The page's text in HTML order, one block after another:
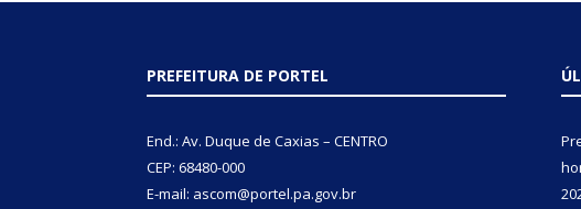
PREFEITURA DE PORTEL
End.: Av. Duque de Caxias – CENTRO
CEP: 68480-000
E-mail: ascom@portel.pa.gov.br